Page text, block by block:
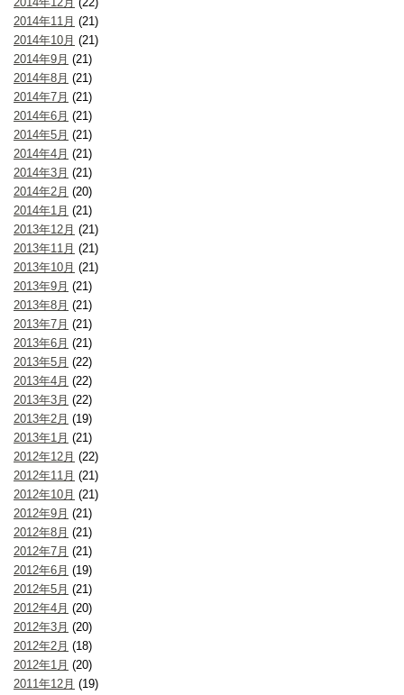
2014年11月 (21)
2014年10月 (21)
2014年9月 (21)
2014年8月 (21)
2014年7月 (21)
2014年6月 (21)
2014年5月 (21)
2014年4月 (21)
2014年3月 (21)
2014年2月 (20)
2014年1月 (21)
2013年12月 (21)
2013年11月 (21)
2013年10月 (21)
2013年9月 (21)
2013年8月 (21)
2013年7月 (21)
2013年6月 (21)
2013年5月 (22)
2013年4月 (22)
2013年3月 (22)
2013年2月 (19)
2013年1月 (21)
2012年12月 (22)
2012年11月 (21)
2012年10月 (21)
2012年9月 (21)
2012年8月 (21)
2012年7月 (21)
2012年6月 (19)
2012年5月 (21)
2012年4月 (20)
2012年3月 (20)
2012年2月 (18)
2012年1月 (20)
2011年12月 (19)